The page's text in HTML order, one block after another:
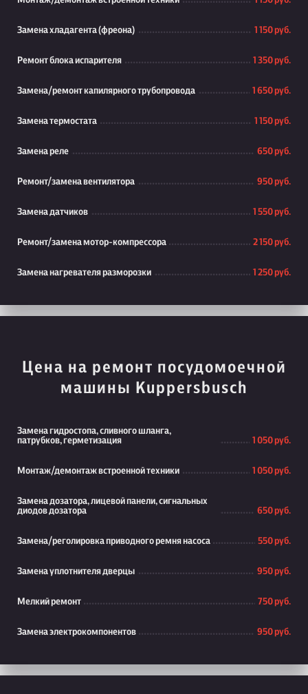
Замена хладагента (фреона) 1 150 руб.
Ремонт блока испарителя 1 350 руб.
Замена/ремонт капилярного трубопровода 1 650 руб.
Замена термостата 1 150 руб.
Замена реле 650 руб.
Ремонт/замена вентилятора 950 руб.
Замена датчиков 1 550 руб.
Ремонт/замена мотор-компрессора 2 150 руб.
Замена нагревателя разморозки 1 250 руб.
Цена на ремонт посудомоечной
машины Kuppersbusch
Замена гидростопа, сливного шланга,
патрубков, герметизация
1 050 руб.
Монтаж/демонтаж встроенной техники 1 050 руб.
Замена дозатора, лицевой панели, сигнальных
диодов дозатора
650 руб.
Замена/реголировка приводного ремня насоса 550 руб.
Замена уплотнителя дверцы 950 руб.
Мелкий ремонт 750 руб.
Замена электрокомпонентов 950 руб.